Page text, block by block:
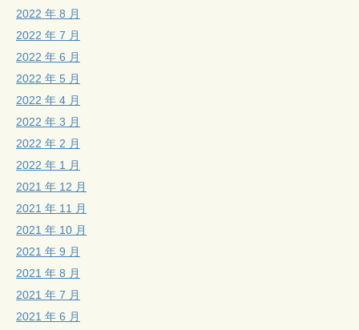
2022 年 8 月
2022 年 7 月
2022 年 6 月
2022 年 5 月
2022 年 4 月
2022 年 3 月
2022 年 2 月
2022 年 1 月
2021 年 12 月
2021 年 11 月
2021 年 10 月
2021 年 9 月
2021 年 8 月
2021 年 7 月
2021 年 6 月